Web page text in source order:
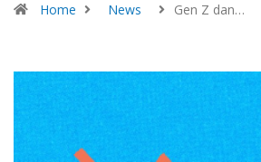
Home News Gen Z dan…